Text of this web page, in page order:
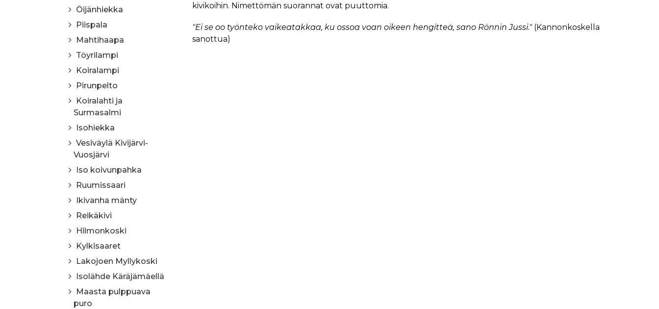
Öijänhiekka
Piispala
Mahtihaapa
Töyrilampi
Koiralampi
Pirunpelto
Koiralahti ja
Surmasalmi
Isohiekka
Vesiväylä Kivijärvi-
Vuosjärvi
Iso koivunpahka
Ruumissaari
Ikivanha mänty
Reikäkivi
Hilmonkoski
Kylkisaaret
Lakojoen Myllykoski
Isolähde Käräjämäellä
Maasta pulppuava
puro
kivikoihin. Nimettömän suorannat ovat puuttomia.
"Ei se oo työnteko vaikeatakkaa, ku ossoa voan oikeen hengitteä, sano Rönnin Jussi."(Kannonkoskella
sanottua)